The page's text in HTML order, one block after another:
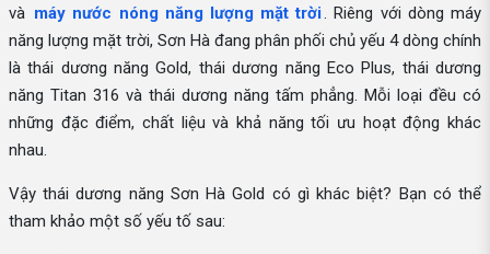
và máy nước nóng năng lượng mặt trời. Riêng với dòng máy
năng lượng mặt trời, Sơn Hà đang phân phối chủ yếu 4 dòng chính
là thái dương năng Gold, thái dương năng Eco Plus, thái dương
năng Titan 316 và thái dương năng tấm phẳng. Mỗi loại đều có
những đặc điểm, chất liệu và khả năng tối ưu hoạt động khác
nhau.
Vậy thái dương năng Sơn Hà Gold có gì khác biệt? Bạn có thể
tham khảo một số yếu tố sau: